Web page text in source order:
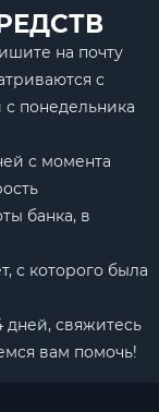
на почту
с
понедельника
с момента
банка, в
с которого была
дней, свяжитесь
вам помочь!